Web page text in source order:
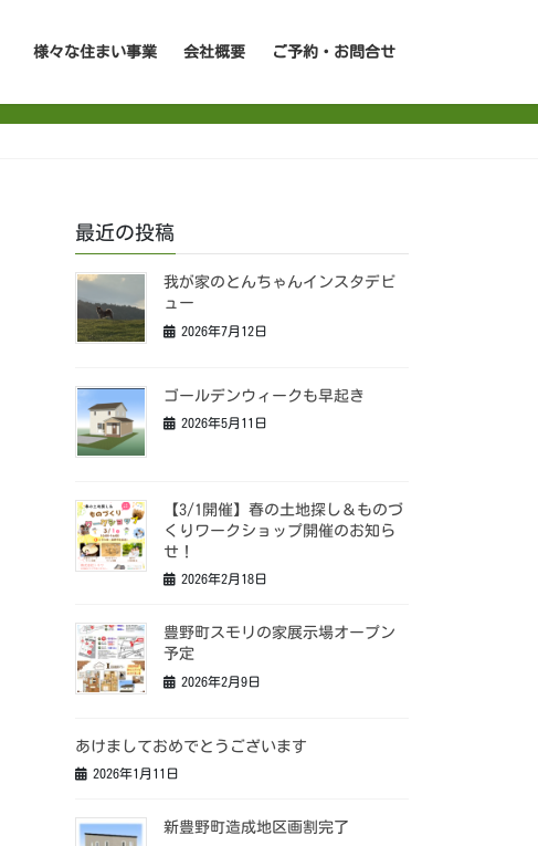
様々な住まい事業 会社概要 ご予約・お問合せ
最近の投稿
我が家のとんちゃんインスタデビ
ュー
2026年7月12日
ゴールデンウィークも早起き
2026年5月11日
【3/1開催】春の土地探し＆ものづ
くりワークショップ開催のお知ら
せ！
2026年2月18日
豊野町スモリの家展示場オープン
予定
2026年2月9日
あけましておめでとうございます
2026年1月11日
新豊野町造成地区画割完了